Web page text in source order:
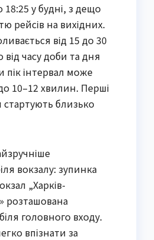
18:25 у будні, з дещо
рейсів на вихідних.
від 15 до 30
часу доби та дня
інтервал може
10–12 хвилин. Перші
стартують близько
вокзалу: зупинка
„Харків-
розташована
головного входу.
впізнати за